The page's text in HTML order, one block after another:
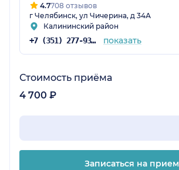
4.7708 отзывов
г Челябинск, ул Чичерина, д 34А
Калининский район
+7 (351) 277-93-31 показать
Стоимость приёма
4 700 ₽
Записаться на прием